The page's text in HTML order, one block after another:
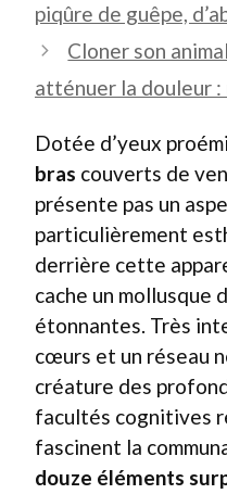
piqûre de guêpe,
Cloner son
atténuer la douleur
Dotée d’yeux
bras couverts de
présente pas un
particulièrement
derrière cette
cache un mollusque
étonnantes. Très
cœurs et un réseau
créature des
facultés cognitives
fascinent la
douze éléments